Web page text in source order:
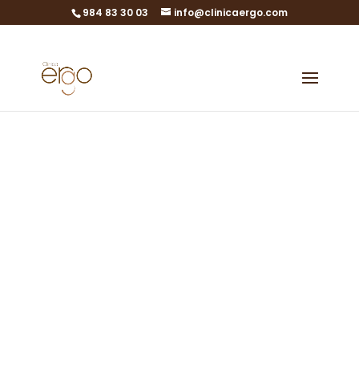
984 83 30 03 info@clinicaergo.com